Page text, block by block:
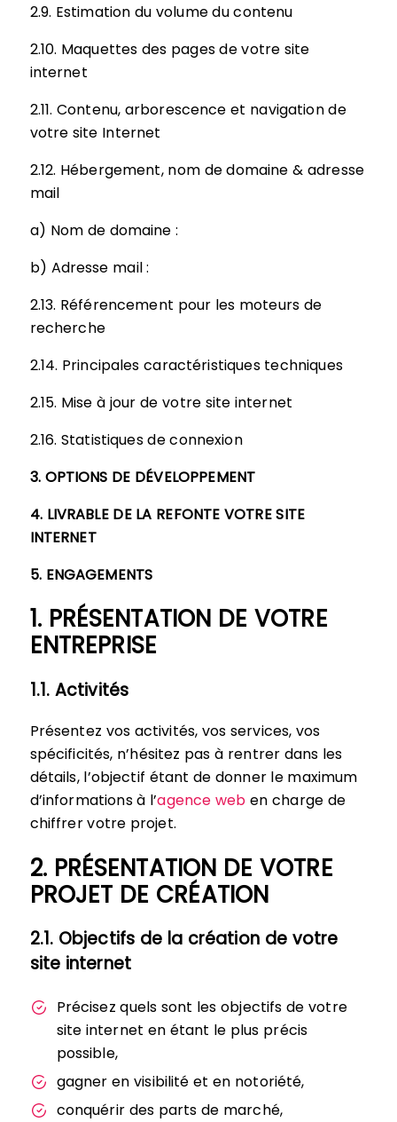
2.9. Estimation du volume du contenu
2.10. Maquettes des pages de votre site
internet
2.11. Contenu, arborescence et navigation de
votre site Internet
2.12. Hébergement, nom de domaine & adresse
mail
a) Nom de domaine :
b) Adresse mail :
2.13. Référencement pour les moteurs de
recherche
2.14. Principales caractéristiques techniques
2.15. Mise à jour de votre site internet
2.16. Statistiques de connexion
3. OPTIONS DE DÉVELOPPEMENT
4. LIVRABLE DE LA REFONTE VOTRE SITE
INTERNET
5. ENGAGEMENTS
1. PRÉSENTATION DE VOTRE
ENTREPRISE
1.1. Activités
Présentez vos activités, vos services, vos
spécificités, n’hésitez pas à rentrer dans les
détails, l’objectif étant de donner le maximum
d’informations à l’agence web en charge de
chiffrer votre projet.
2. PRÉSENTATION DE VOTRE
PROJET DE CRÉATION
2.1. Objectifs de la création de votre
site internet
Précisez quels sont les objectifs de votre
site internet en étant le plus précis
possible,
gagner en visibilité et en notoriété,
conquérir des parts de marché,